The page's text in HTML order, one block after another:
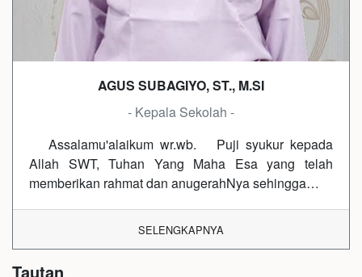
AGUS SUBAGIYO, ST., M.SI
- Kepala Sekolah -
Assalamu'alaikum wr.wb. Puji syukur kepada
Allah SWT, Tuhan Yang Maha Esa yang telah
memberikan rahmat dan anugerahNya sehingga…
SELENGKAPNYA
Tautan